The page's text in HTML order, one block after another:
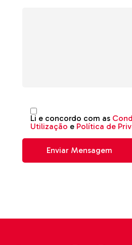
Li e concordo com as
Utilização e Política de